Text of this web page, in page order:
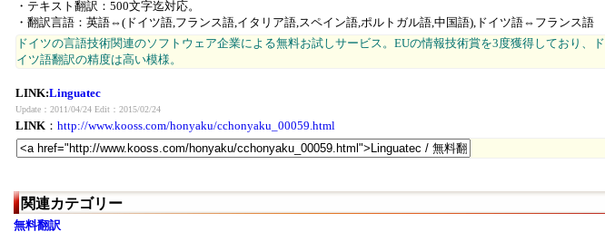
・テキスト翻訳：500文字迄対応。
・翻訳言語：英語⇔(ドイツ語,フランス語,イタリア語,スペイン語,ポルトガル語,中国語),ドイツ語⇔フランス語
ドイツの言語技術関連のソフトウェア企業による無料お試しサービス。EUの情報技術賞を3度獲得しており、ド
イツ語翻訳の精度は高い模様。
LINK:Linguatec
Update：2011/04/24 Edit：2015/02/24
LINK ： http://www.kooss.com/honyaku/cchonyaku_00059.html
関連カテゴリー
無料翻訳